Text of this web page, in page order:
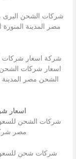
شركات الشحن البرى
مصر المدينة
شركة اسعار شركات
اسعار شركات الشحن
الشحن مصر المدينة
اسعار
شركات الشحن
مصر
شركات شحن